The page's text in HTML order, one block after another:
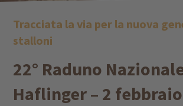
Tracciata la via per la nuova
stalloni
22° Raduno
Haflinger – 2